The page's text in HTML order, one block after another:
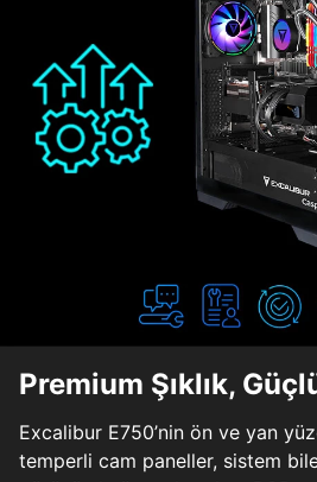
Premium Şıklık,
Excalibur E750’nin ön ve yan
temperli cam paneller, sistem